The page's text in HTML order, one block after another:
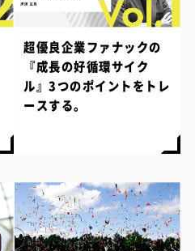
超優良企業ファナックの
『成長の好循環サイク
ル』3つのポイントをトレ
ースする。